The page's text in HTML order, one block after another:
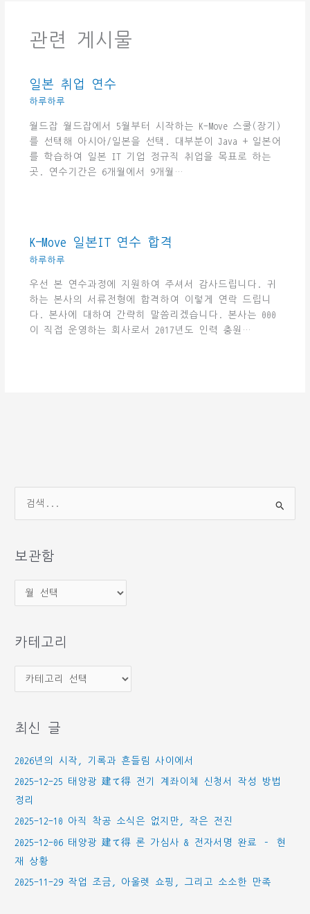
관련 게시물
일본 취업 연수
하루하루
월드잡 월드잡에서 5월부터 시작하는 K-Move 스쿨(장기)
를 선택해 아시아/일본을 선택. 대부분이 Java + 일본어
를 학습하여 일본 IT 기업 정규직 취업을 목표로 하는
곳. 연수기간은 6개월에서 9개월…
K-Move 일본IT 연수 합격
하루하루
우선 본 연수과정에 지원하여 주셔서 감사드립니다. 귀
하는 본사의 서류전형에 합격하여 이렇게 연락 드립니
다. 본사에 대하여 간략히 말씀리겠습니다. 본사는 000
이 직접 운영하는 회사로서 2017년도 인력 충원…
상
보관함
관
카테고리
테
리
최신 글
2026년의 시작, 기록과 흔들림 사이에서
2025-12-25 태양광 建て得 전기 계좌이체 신청서 작성 방법
정리
2025-12-10 아직 착공 소식은 없지만, 작은 전진
2025-12-06 태양광 建て得 론 가심사 & 전자서명 완료 – 현
재 상황
2025-11-29 작업 조금, 아울렛 쇼핑, 그리고 소소한 만족